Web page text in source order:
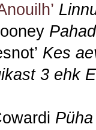
Kes
3 ehk